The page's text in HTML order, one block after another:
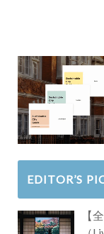
EDITOR’S
【